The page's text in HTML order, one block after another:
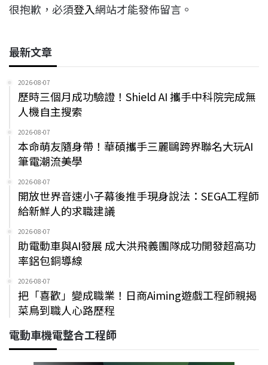
很抱歉，必須登入網站才能發佈留言。
最新文章
2026-08-07
歷時三個月成功驗證！Shield AI 攜手中科院完成無
人機自主搜索
2026-08-07
本命萌友隨身帶！華碩攜手三麗鷗跨界聯名大玩AI
筆電潮流美學
2026-08-07
開放世界音速小子幕後推手現身說法：SEGA工程師
給新鮮人的求職建議
2026-08-07
助電動車與AI發展 成大洪飛義團隊成功開發超高功
率鋁包銅導線
2026-08-07
把「喜歡」變成職業！日商Aiming遊戲工程師親揭
菜鳥到職人心路歷程
電動車機電整合工程師